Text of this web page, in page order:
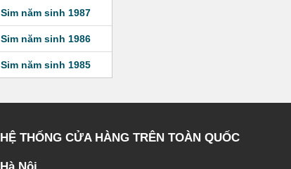
Sim năm sinh 1987
Sim năm sinh 1986
Sim năm sinh 1985
HỆ THỐNG CỬA HÀNG TRÊN TOÀN QUỐC